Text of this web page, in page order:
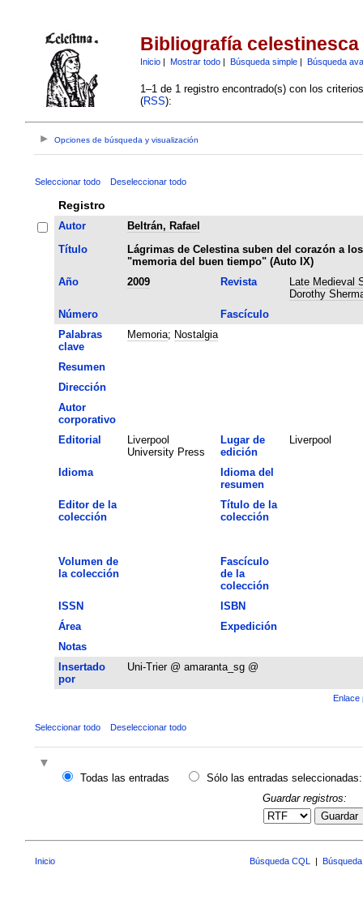
Bibliografía celestinesca
Inicio| Mostrar todo| Búsqueda simple| Búsqueda
1–1 de 1 registro encontrado(s) con los
(RSS):
Opciones de búsqueda y visualización
Seleccionar todo Deseleccionar todo
Registro
Autor
Beltrán, Rafael
Título
Lágrimas de Celestina suben del corazón a
"memoria del buen tiempo" (Auto IX)
Año
2009 Revista
Late Medieval
Dorothy
Número
Fascículo
Palabras
clave
Memoria; Nostalgia
Resumen
Dirección
Autor
corporativo
Editorial
Liverpool
University Press
Lugar de
edición
Liverpool
Idioma
Idioma del
resumen
Editor de la
colección
Título de la
colección
Volumen de
la colección
Fascículo
de la
colección
ISSN
ISBN
Área
Expedición
Notas
Insertado
por
Uni-Trier @ amaranta_sg @
Enlace
Seleccionar todo Deseleccionar todo
Todas las entradas
Sólo las entradas seleccionadas:
Guardar registros:
Guardar
Inicio Búsqueda CQL